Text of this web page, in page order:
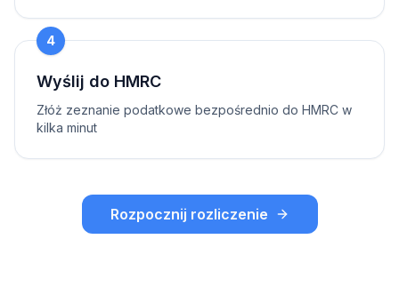
4
Wyślij do HMRC
Złóż zeznanie podatkowe bezpośrednio do HMRC w
kilka minut
Rozpocznij rozliczenie